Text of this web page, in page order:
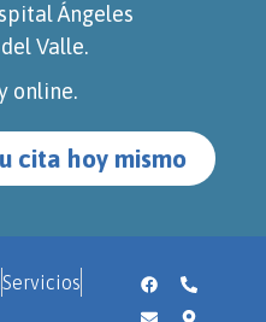
Ángeles
Valle.
online.
cita hoy mismo
Servicios